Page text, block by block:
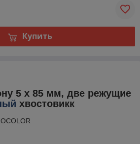
Купить
5 х 85 мм, две режущие
хвостовикк